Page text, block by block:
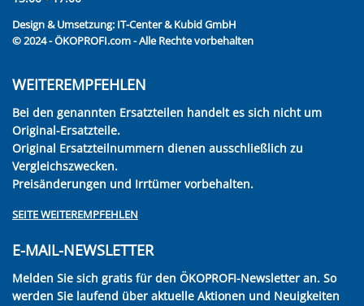
Design & Umsetzung: IT-Center & Kubid GmbH
© 2024 - ÖKOPROFI.com - Alle Rechte vorbehalten
WEITEREMPFEHLEN
Bei den genannten Ersatzteilen handelt es sich nicht um
Original-Ersatzteile.
Original Ersatzteilnummern dienen ausschließlich zu
Vergleichszwecken.
Preisänderungen und Irrtümer vorbehalten.
SEITE WEITEREMPFEHLEN
E-MAIL-NEWSLETTER
Melden Sie sich gratis für den ÖKOPROFI-Newsletter an. So
werden Sie laufend über aktuelle Aktionen und Neuigkeiten